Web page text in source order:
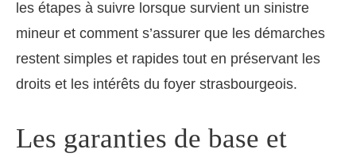
les étapes à suivre lorsque survient un sinistre
mineur et comment s’assurer que les démarches
restent simples et rapides tout en préservant les
droits et les intérêts du foyer strasbourgeois.
Les garanties de base et